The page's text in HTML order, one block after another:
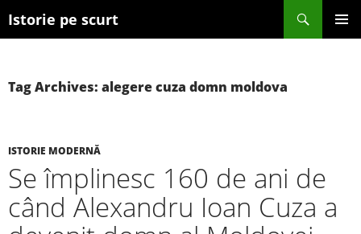
Istorie pe scurt
Search
SKIP TO CONTENT
Tag Archives: alegere cuza domn moldova
ISTORIE MODERNĂ
Se împlinesc 160 de ani de
când Alexandru Ioan Cuza a